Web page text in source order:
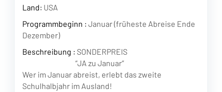
Land: USA
Programmbeginn : Januar (früheste Abreise Ende
Dezember)
Beschreibung : SONDERPREIS
“JA zu Januar”
Wer im Januar abreist, erlebt das zweite
Schulhalbjahr im Ausland!